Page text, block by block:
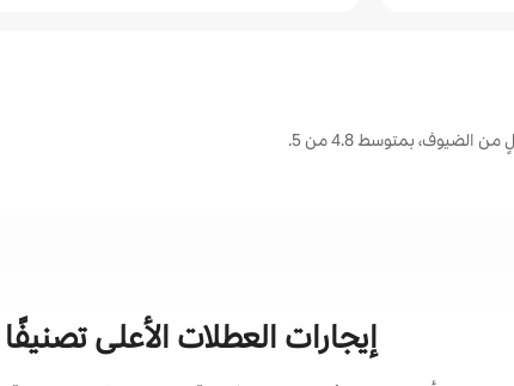
الضيوف، بمتوسط 4.8 من 5.
إيجارات العطلات الأعلى